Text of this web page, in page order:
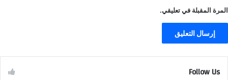
المرة المقبلة في تعليقي.
Follow Us